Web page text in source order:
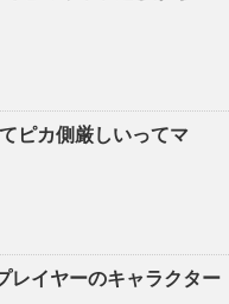
ピカ側厳しいってマ
レイヤーのキャラクター